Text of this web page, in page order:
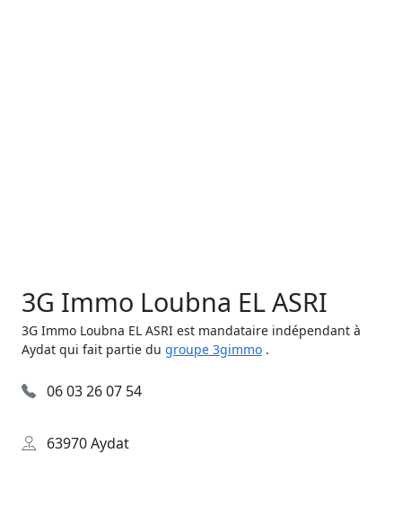
3G Immo Loubna EL ASRI
3G Immo Loubna EL ASRI est mandataire indépendant à
Aydat qui fait partie du groupe 3gimmo .
06 03 26 07 54
63970 Aydat